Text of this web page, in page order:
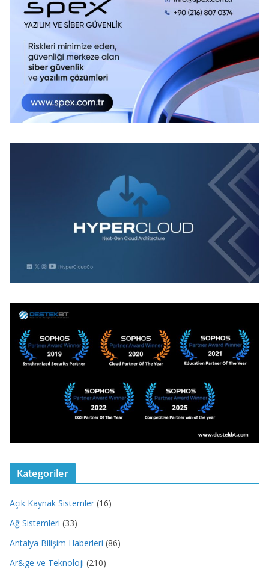
Kategoriler
Açık Kaynak Sistemler (16)
Ağ Sistemleri (33)
Antalya Bilişim Haberleri (86)
Ar&ge ve Teknoloji (210)